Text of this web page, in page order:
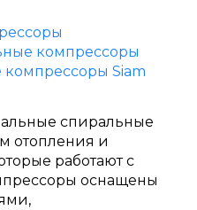
компрессоры
Siam
спиральные
отопления и
работают с
оснащены